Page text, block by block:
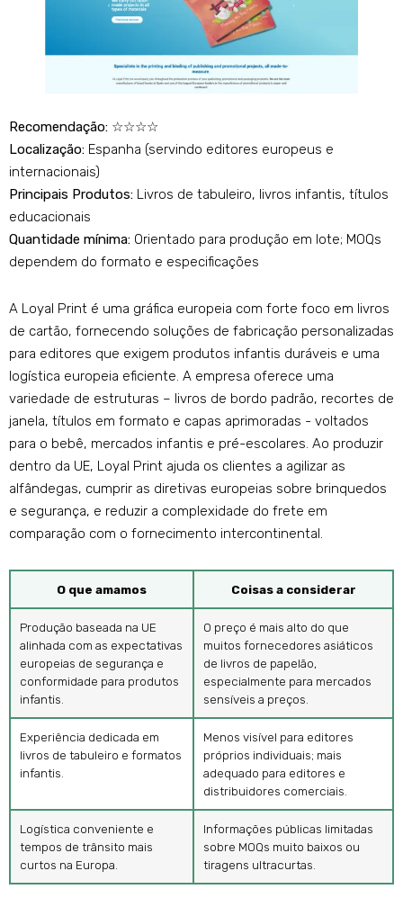
Recomendação: ☆☆☆☆
Localização: Espanha (servindo editores europeus e
internacionais)
Principais Produtos: Livros de tabuleiro, livros infantis, títulos
educacionais
Quantidade mínima: Orientado para produção em lote; MOQs
dependem do formato e especificações
A Loyal Print é uma gráfica europeia com forte foco em livros
de cartão, fornecendo soluções de fabricação personalizadas
para editores que exigem produtos infantis duráveis ​​e uma
logística europeia eficiente. A empresa oferece uma
variedade de estruturas – livros de bordo padrão, recortes de
janela, títulos em formato e capas aprimoradas - voltados
para o bebê, mercados infantis e pré-escolares. Ao produzir
dentro da UE, Loyal Print ajuda os clientes a agilizar as
alfândegas, cumprir as diretivas europeias sobre brinquedos
e segurança, e reduzir a complexidade do frete em
comparação com o fornecimento intercontinental.
O que amamos Coisas a considerar
Produção baseada na UE
alinhada com as expectativas
europeias de segurança e
conformidade para produtos
infantis.
O preço é mais alto do que
muitos fornecedores asiáticos
de livros de papelão,
especialmente para mercados
sensíveis a preços.
Experiência dedicada em
livros de tabuleiro e formatos
infantis.
Menos visível para editores
próprios individuais; mais
adequado para editores e
distribuidores comerciais.
Logística conveniente e
tempos de trânsito mais
curtos na Europa.
Informações públicas limitadas
sobre MOQs muito baixos ou
tiragens ultracurtas.